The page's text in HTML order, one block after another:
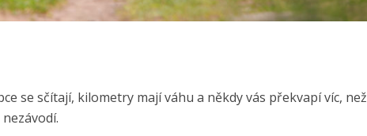
se sčítají, kilometry mají váhu a někdy vás překvapí víc, než